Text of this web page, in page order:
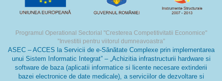
Programul Operational Sectorial "Cresterea Competitivitatii Economice"
”Investitii pentru viitorul dumneavoastra”
ASEC – ACCES la Servicii de e-Sănătate Complexe prin implementarea
unui Sistem Informatic Integrat” – „Achizitia infrastructurii hardware si
software de baza (aplicatii informatice si licente necesare extinderii
bazei electronice de date medicale), a serviciilor de dezvoltare si